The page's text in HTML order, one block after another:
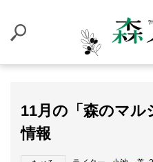
11月の「森のマル
情報